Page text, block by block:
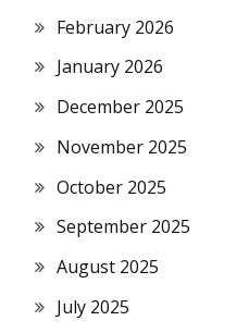
February 2026
January 2026
December 2025
November 2025
October 2025
September 2025
August 2025
July 2025